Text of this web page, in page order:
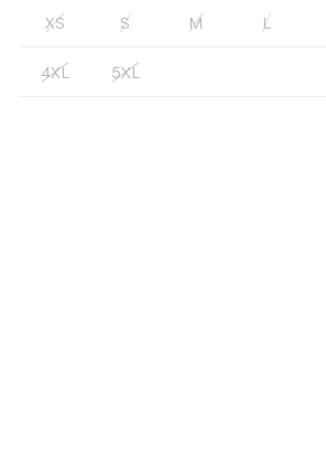
XS S M L
4XL 5XL